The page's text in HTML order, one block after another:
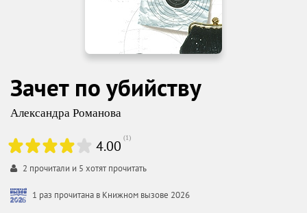
Зачет по убийству
Александра Романова
4.00 (1)
2 прочитали и 5 хотят прочитать
1 раз прочитана в Книжном вызове 2026